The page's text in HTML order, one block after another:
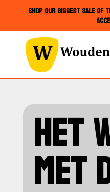
SHOP OUR BIGGEST SALE
HET
MET